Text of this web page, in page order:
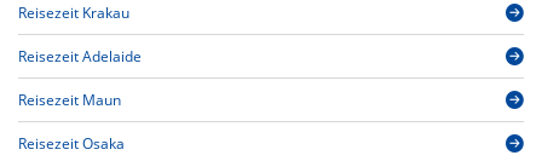
Reisezeit Krakau
Reisezeit Adelaide
Reisezeit Maun
Reisezeit Osaka